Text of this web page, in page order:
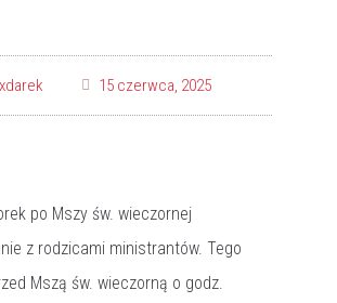
xdarek 15 czerwca, 2025
po Mszy św. wieczornej
z rodzicami ministrantów. Tego
Mszą św. wieczorną o godz.